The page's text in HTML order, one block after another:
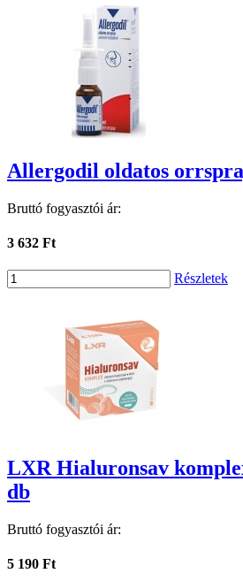
Allergodil oldatos
Bruttó fogyasztói ár:
3 632 Ft
Részletek
LXR Hialuronsav
db
Bruttó fogyasztói ár:
5 190 Ft